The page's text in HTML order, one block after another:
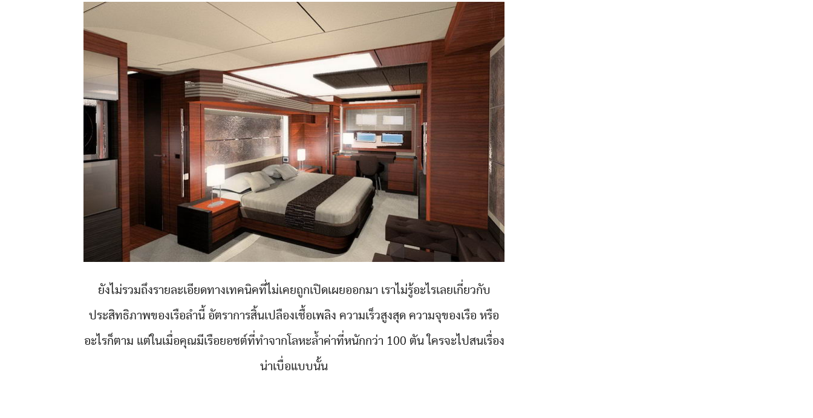
ยังไม่รวมถึงรายละเอียดทางเทคนิคที่ไม่เคยถูกเปิดเผยออกมา เราไม่รู้อะไรเลยเกี่ยวกับ
ประสิทธิภาพของเรือลำนี้ อัตราการสิ้นเปลืองเชื้อเพลิง ความเร็วสูงสุด ความจุของเรือ หรือ
อะไรก็ตาม แต่ในเมื่อคุณมีเรือยอชต์ที่ทำจากโลหะล้ำค่าที่หนักกว่า 100 ตัน ใครจะไปสนเรื่อง
น่าเบื่อแบบนั้น